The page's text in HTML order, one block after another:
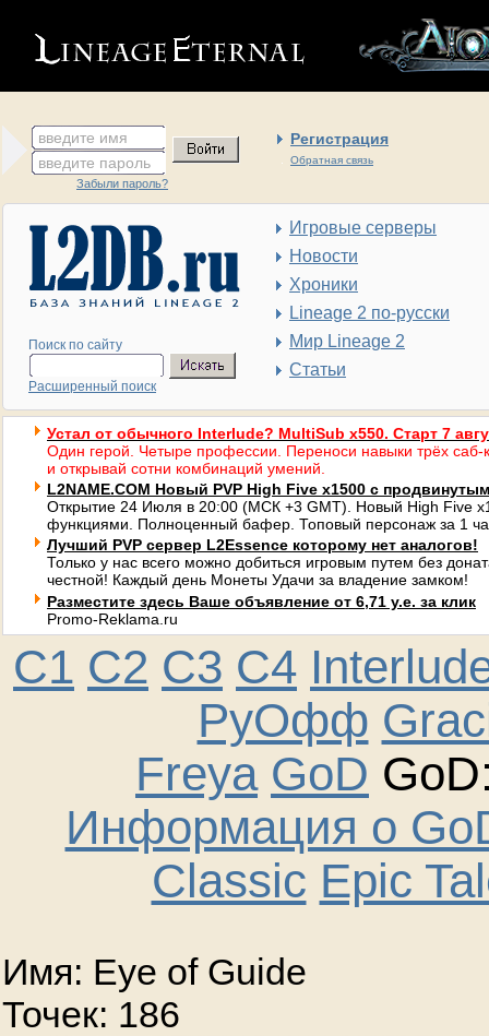
введите имя Регистрация
Обратная связь
введите пароль
Забыли пароль?
Поиск по сайту
Расширенный поиск
Игровые серверы
Новости
Хроники
Lineage 2 по-русски
Мир Lineage 2
Статьи
Устал от обычного Interlude? MultiSub x550. Старт 7
Один герой. Четыре профессии. Переноси навыки трёх саб-
и открывай сотни комбинаций умений.
L2NAME.COM Новый PVP High Five x1500 с
Открытие 24 Июля в 20:00 (МСК +3 GMT). Новый High Five
функциями. Полноценный бафер. Топовый персонаж за 1
Лучший PVP сервер L2Essence которому нет аналогов!
Только у нас всего можно добиться игровым путем без
честной! Каждый день Монеты Удачи за владение замком!
Разместите здесь Ваше объявление от 6,71 у.е. за клик
Promo-Reklama.ru
C1 C2 C3 C4
РуОфф
Freya GoD
Информация о
Classic Epic
Имя: Eye of Guide
Точек: 186